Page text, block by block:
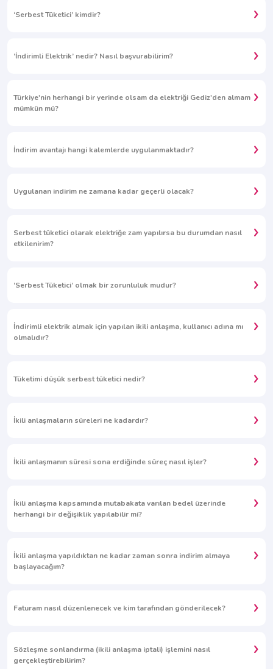
‘Serbest Tüketici’ kimdir?
‘İndirimli Elektrik’ nedir? Nasıl başvurabilirim?
Türkiye'nin herhangi bir yerinde olsam da elektriği Gediz'den almam
mümkün mü?
İndirim avantajı hangi kalemlerde uygulanmaktadır?
Uygulanan indirim ne zamana kadar geçerli olacak?
Serbest tüketici olarak elektriğe zam yapılırsa bu durumdan nasıl
etkilenirim?
‘Serbest Tüketici’ olmak bir zorunluluk mudur?
İndirimli elektrik almak için yapılan ikili anlaşma, kullanıcı adına mı
olmalıdır?
Tüketimi düşük serbest tüketici nedir?
İkili anlaşmaların süreleri ne kadardır?
İkili anlaşmanın süresi sona erdiğinde süreç nasıl işler?
İkili anlaşma kapsamında mutabakata varılan bedel üzerinde
herhangi bir değişiklik yapılabilir mi?
İkili anlaşma yapıldıktan ne kadar zaman sonra indirim almaya
başlayacağım?
Faturam nasıl düzenlenecek ve kim tarafından gönderilecek?
Sözleşme sonlandırma (ikili anlaşma iptali) işlemini nasıl
gerçekleştirebilirim?